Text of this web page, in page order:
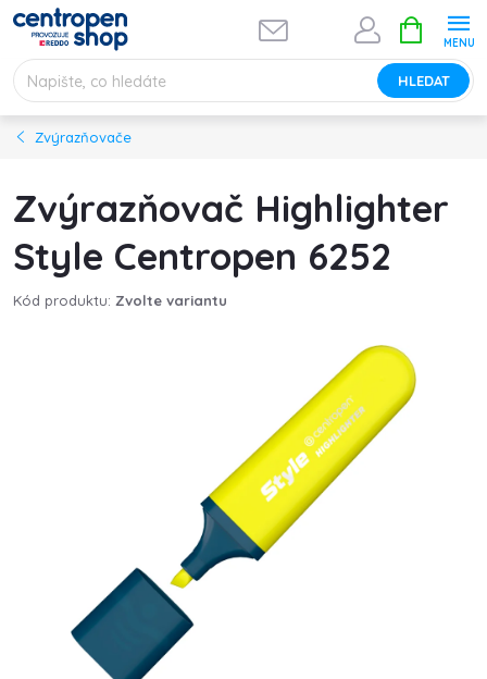
Přejít
obsah
HLEDAT
NÁKUPNÍ
KOŠÍK
Zvýrazňovače
Zvýrazňovač Highlighter
Style Centropen 6252
Kód produktu: Zvolte variantu